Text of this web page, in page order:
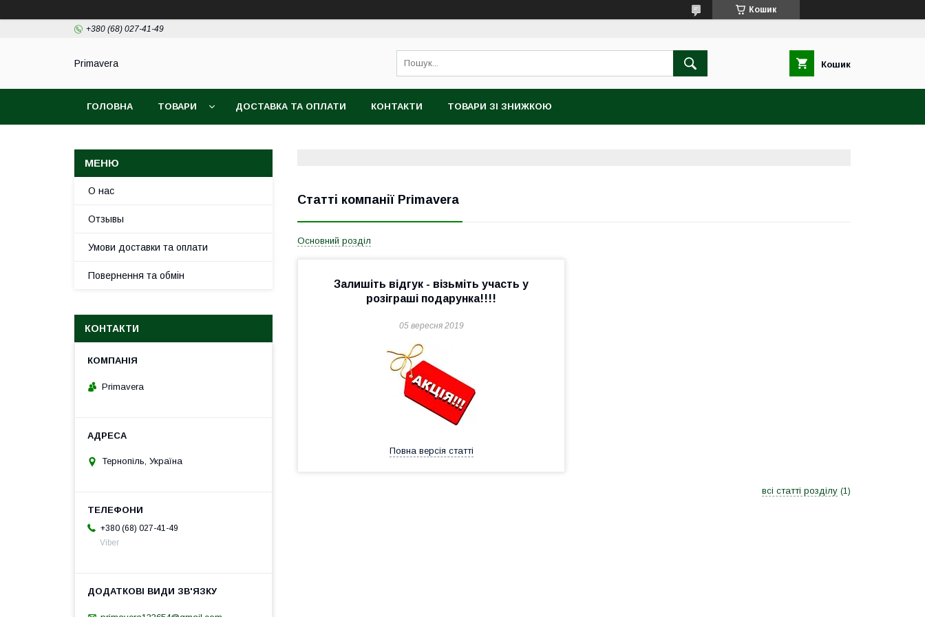
Кошик
+380 (68) 027-41-49
Primavera Кошик
ГОЛОВНА ТОВАРИ ДОСТАВКА ТА ОПЛАТИ КОНТАКТИ ТОВАРИ ЗІ ЗНИЖКОЮ
Статті компанії Primavera
Основний розділ
Залишіть відгук - візьміть участь у
розіграші подарунка!!!!
05 вересня 2019
Повна версія статті
всі статті розділу 1
О нас
Отзывы
Умови доставки та оплати
Повернення та обмін
КОНТАКТИ
Primavera
Тернопіль, Україна
+380 (68) 027-41-49
Viber